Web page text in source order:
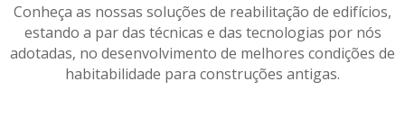
Conheça as nossas soluções de reabilitação de edifícios,
estando a par das técnicas e das tecnologias por nós
adotadas, no desenvolvimento de melhores condições de
habitabilidade para construções antigas.